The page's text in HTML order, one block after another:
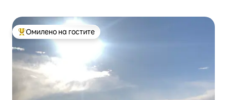
Меѓу најуспешните „Омилени на гостите“
Омилено на гостите